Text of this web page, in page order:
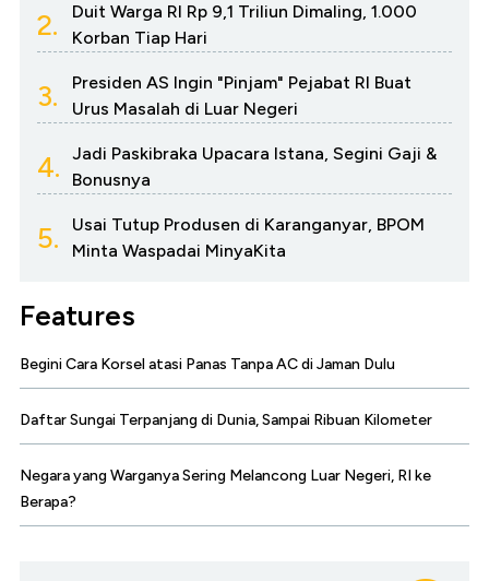
2.
Duit Warga RI Rp 9,1 Triliun Dimaling, 1.000
Korban Tiap Hari
3.
Presiden AS Ingin "Pinjam" Pejabat RI Buat
Urus Masalah di Luar Negeri
4.
Jadi Paskibraka Upacara Istana, Segini Gaji &
Bonusnya
5.
Usai Tutup Produsen di Karanganyar, BPOM
Minta Waspadai MinyaKita
Features
Begini Cara Korsel atasi Panas Tanpa AC di Jaman Dulu
Daftar Sungai Terpanjang di Dunia, Sampai Ribuan Kilometer
Negara yang Warganya Sering Melancong Luar Negeri, RI ke
Berapa?